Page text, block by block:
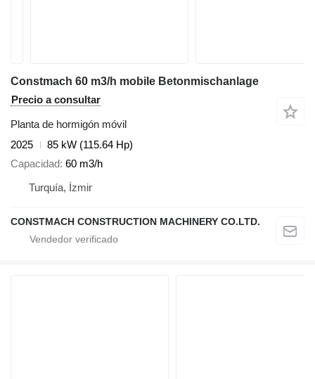
Constmach 60 m3/h mobile Betonmischanlage
Precio a consultar
Planta de hormigón móvil
2025
85 kW (115.64 Hp)
Capacidad 60 m3/h
Turquía, İzmir
CONSTMACH CONSTRUCTION MACHINERY CO.LTD.